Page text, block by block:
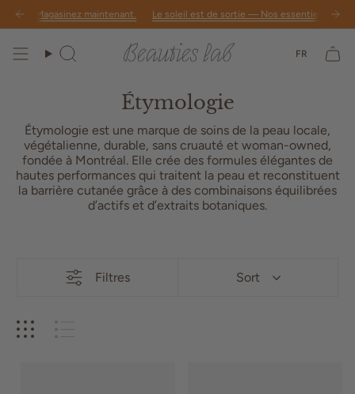
Magasinez maintenant. Le soleil est de sortie — Nos essentiels de l'été
NOUVEAUTÉS : Deslifesaversconçus pour les urgences quotidiennes
Recherche FR
Étymologie
Étymologie est une marque de soins de la peau locale,
végétalienne, durable, sans cruauté et woman-owned,
fondée à Montréal. Elle crée des formules élégantes de
hautes performances qui traitent la peau et reconstituent
la barrière cutanée grâce à des combinaisons équilibrées
d’actifs et d’extraits botaniques.
Filtres Sort